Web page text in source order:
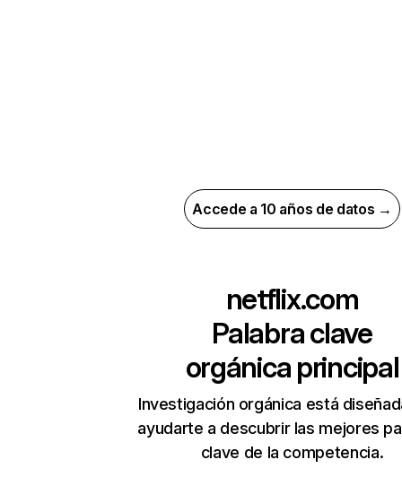
Accede a 10 años de datos →
netflix.com
Palabra clave
orgánica principal
Investigación orgánica está
ayudarte a descubrir las mejores
clave de la competencia.